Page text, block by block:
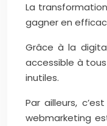
La
gagner en
Grâce à la
accessible à
inutiles.
Par ailleurs,
webmarketing